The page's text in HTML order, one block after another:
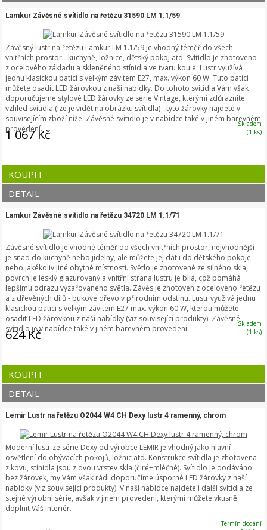
Lamkur Závěsné svítidlo na řetězu 31590 LM 1.1/59
Závěsný lustr na řetězu Lamkur LM 1.1/59 je vhodný téměř do všech
vnitřních prostor - kuchyně, ložnice, dětský pokoj atd. Svítidlo je zhotoveno
z ocelového základu a skleněného stínidla ve tvaru koule. Lustr využívá
jednu klasickou patici s velkým závitem E27, max. výkon 60 W. Tuto patici
můžete osadit LED žárovkou z naší nabídky. Do tohoto svítidla Vám však
doporučujeme stylové LED žárovky ze série Vintage, kterými zdůrazníte
vzhled svítidla (lze je vidět na obrázku svítidla) - tyto žárovky najdete v
souvisejícím zboží níže. Závěsné svítidlo je v nabídce také v jiném barevném
provedení.
1 067 Kč
Skladem
(1 ks)
KOUPIT
DETAIL
Lamkur Závěsné svítidlo na řetězu 34720 LM 1.1/71
Závěsné svítidlo je vhodné téměř do všech vnitřních prostor, nejvhodnější
je snad do kuchyně nebo jídelny, ale můžete jej dát i do dětského pokoje
nebo jakékoliv jiné obytné místnosti. Světlo je zhotovené ze silného skla,
povrch je lesklý glazurovaný a vnitřní strana lustru je bílá, což pomáhá
lepšímu odrazu vyzařovaného světla. Závěs je zhotoven z ocelového řetězu
a z dřevěných dílů - bukové dřevo v přírodním odstínu. Lustr využívá jednu
klasickou patici s velkým závitem E27 max. výkon 60 W, kterou můžete
osadit LED žárovkou z naší nabídky (viz související produkty). Závěsné
svítidlo je v nabídce také v jiném barevném provedení.
624 Kč
Skladem
(1 ks)
KOUPIT
DETAIL
Lemir Lustr na řetězu O2044 W4 CH Dexy lustr 4 ramenný, chrom
Moderní lustr ze série Dexy od výrobce LEMIR je vhodný jako hlavní
osvětlení do obývacích pokojů, ložnic atd. Konstrukce svítidla je zhotovena
z kovu, stínidla jsou z dvou vrstev skla (čiré+mléčné). Svítidlo je dodáváno
bez žárovek, my Vám však rádi doporučíme úsporné LED žárovky z naší
nabídky (viz související produkty). V naší nabídce najdete i další svítidla ze
stejné výrobní série, avšak v jiném provedení, kterými můžete vkusně
doplnit Váš interiér.
Termín dodání